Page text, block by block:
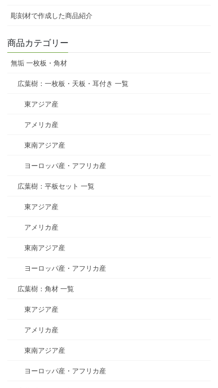
彫刻材で作成した商品紹介
商品カテゴリー
無垢 一枚板・角材
広葉樹：一枚板・天板・耳付き 一覧
東アジア産
アメリカ産
東南アジア産
ヨーロッパ産・アフリカ産
広葉樹：平板セット 一覧
東アジア産
アメリカ産
東南アジア産
ヨーロッパ産・アフリカ産
広葉樹：角材 一覧
東アジア産
アメリカ産
東南アジア産
ヨーロッパ産・アフリカ産